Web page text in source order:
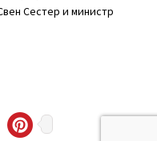
Сестер и министр